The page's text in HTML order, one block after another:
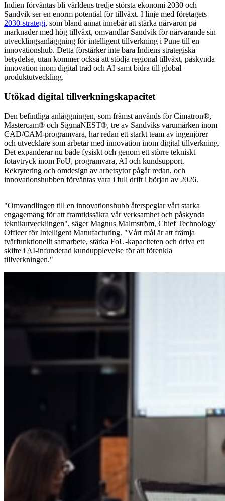
Indien förväntas bli världens tredje största ekonomi 2030 och
Sandvik ser en enorm potential för tillväxt. I linje med företagets
2030-strategi, som bland annat innebär att stärka närvaron på
marknader med hög tillväxt, omvandlar Sandvik för närvarande sin
utvecklingsanläggning för intelligent tillverkning i Pune till en
innovationshub. Detta förstärker inte bara Indiens strategiska
betydelse, utan kommer också att stödja regional tillväxt, påskynda
innovation inom digital tråd och AI samt bidra till global
produktutveckling.
Utökad digital tillverkningskapacitet
Den befintliga anläggningen, som främst används för Cimatron®,
Mastercam® och SigmaNEST®, tre av Sandviks varumärken inom
CAD/CAM-programvara, har redan ett starkt team av ingenjörer
och utvecklare som arbetar med innovation inom digital tillverkning.
Det expanderar nu både fysiskt och genom ett större tekniskt
fotavtryck inom FoU, programvara, AI och kundsupport.
Rekrytering och omdesign av arbetsytor pågår redan, och
innovationshubben förväntas vara i full drift i början av 2026.
"Omvandlingen till en innovationshubb återspeglar vårt starka
engagemang för att framtidssäkra vår verksamhet och påskynda
teknikutvecklingen", säger Magnus Malmström, Chief Technology
Officer för Intelligent Manufacturing. "Vårt mål är att främja
tvärfunktionellt samarbete, stärka FoU-kapaciteten och driva ett
skifte i AI-infunderad kundupplevelse för att förenkla
tillverkningen."